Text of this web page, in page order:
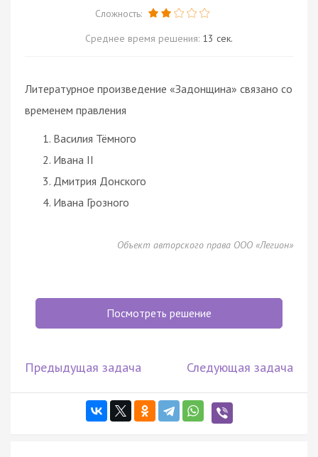
Сложность:
Среднее время решения: 13 сек.
Литературное произведение «Задонщина» связано со
временем правления
Василия Тёмного
Ивана II
Дмитрия Донского
Ивана Грозного
Объект авторского права ООО «Легион»
Посмотреть решение
Предыдущая задача Следующая задача